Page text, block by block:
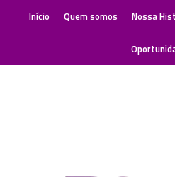
Início Quem somos Nossa